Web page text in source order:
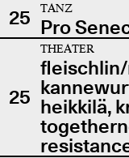
25
TANZ
Pro
25
THEATER
heikkilä,